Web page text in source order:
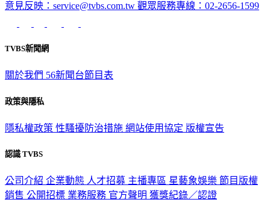
意見反映：service@tvbs.com.tw 觀眾服務專線：02-2656-1599
TVBS新聞網
關於我們 56新聞台節目表
政策與隱私
隱私權政策 性騷擾防治措施 網站使用協定 版權宣告
認識 TVBS
公司介紹 企業動態 人才招募 主播專區 星藝象娛樂 節目版權
銷售 公開招標 業務服務 官方聲明 獲獎紀錄／認證